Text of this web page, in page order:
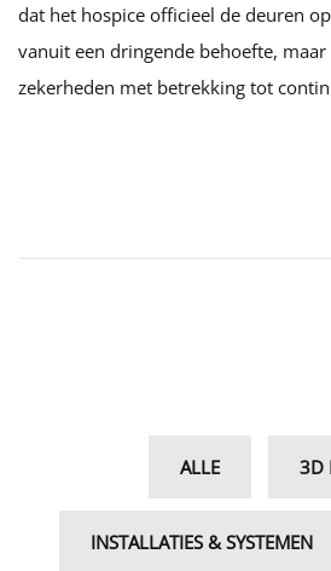
dat het hospice officieel de deuren
vanuit een dringende behoefte,
zekerheden met betrekking tot
ALLE 3D
INSTALLATIES & SYSTEMEN